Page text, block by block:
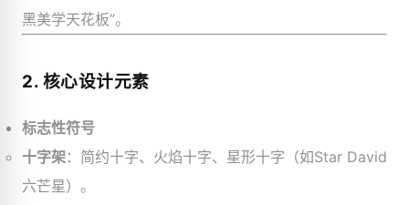
黑美学天花板”。
2. 核心设计元素
标志性符号
十字架：简约十字、火焰十字、星形十字（如Star David
六芒星）。